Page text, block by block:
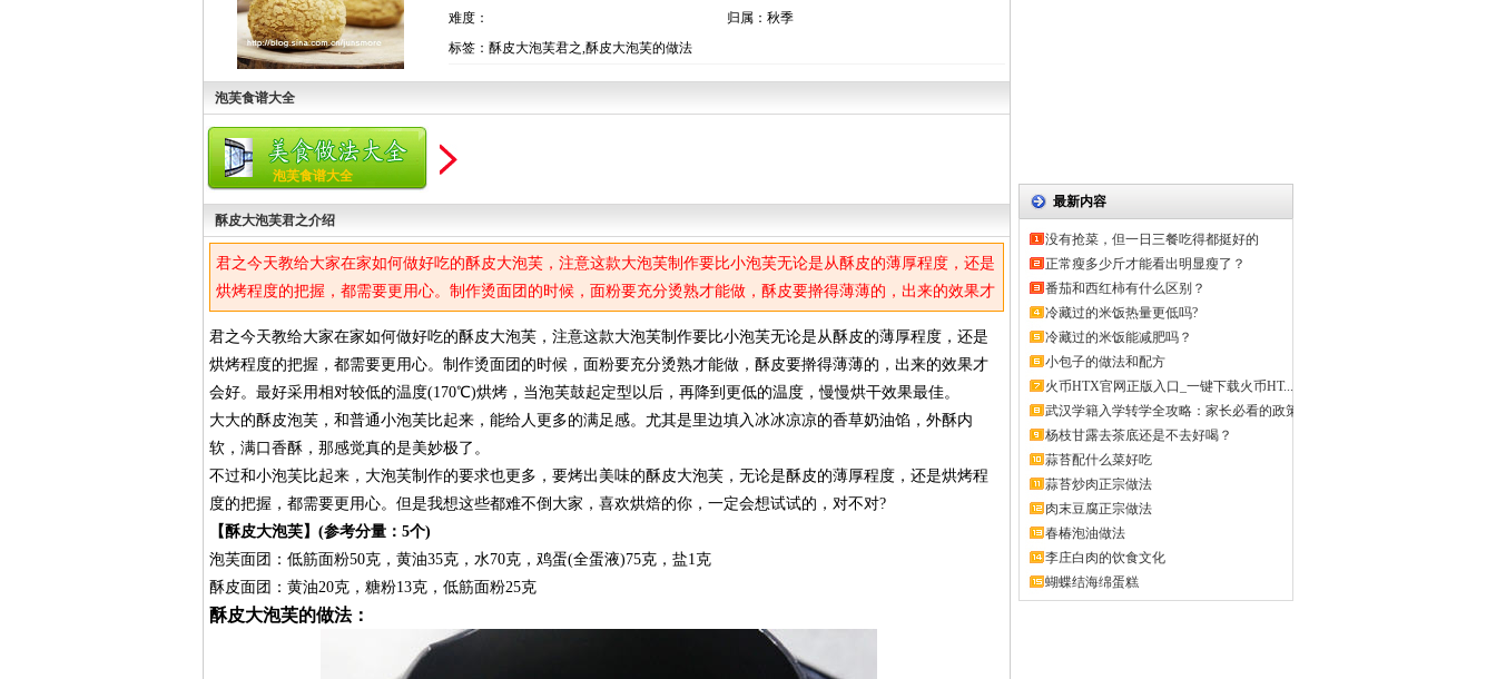
难度：
归属：秋季
标签：酥皮大泡芙君之,酥皮大泡芙的做法
泡芙食谱大全
泡芙食谱大全
酥皮大泡芙君之介绍
君之今天教给大家在家如何做好吃的酥皮大泡芙，注意这款大泡芙制作要比小泡芙无论是从酥皮的薄厚程度，还是
烘烤程度的把握，都需要更用心。制作烫面团的时候，面粉要充分烫熟才能做，酥皮要擀得薄薄的，出来的效果才
君之今天教给大家在家如何做好吃的酥皮大泡芙，注意这款大泡芙制作要比小泡芙无论是从酥皮的薄厚程度，还是
烘烤程度的把握，都需要更用心。制作烫面团的时候，面粉要充分烫熟才能做，酥皮要擀得薄薄的，出来的效果才
会好。最好采用相对较低的温度(170℃)烘烤，当泡芙鼓起定型以后，再降到更低的温度，慢慢烘干效果最佳。
大大的酥皮泡芙，和普通小泡芙比起来，能给人更多的满足感。尤其是里边填入冰冰凉凉的香草奶油馅，外酥内
软，满口香酥，那感觉真的是美妙极了。
不过和小泡芙比起来，大泡芙制作的要求也更多，要烤出美味的酥皮大泡芙，无论是酥皮的薄厚程度，还是烘烤程
度的把握，都需要更用心。但是我想这些都难不倒大家，喜欢烘焙的你，一定会想试试的，对不对?
【酥皮大泡芙】(参考分量：5个)
泡芙面团：低筋面粉50克，黄油35克，水70克，鸡蛋(全蛋液)75克，盐1克
酥皮面团：黄油20克，糖粉13克，低筋面粉25克
酥皮大泡芙的做法：
最新内容
没有抢菜，但一日三餐吃得都挺好的
正常瘦多少斤才能看出明显瘦了？
番茄和西红柿有什么区别？
冷藏过的米饭热量更低吗?
冷藏过的米饭能减肥吗？
小包子的做法和配方
火币HTX官网正版入口_一键下载火币HT...
武汉学籍入学转学全攻略：家长必看的政策
解...
杨枝甘露去茶底还是不去好喝？
蒜苔配什么菜好吃
蒜苔炒肉正宗做法
肉末豆腐正宗做法
春椿泡油做法
李庄白肉的饮食文化
蝴蝶结海绵蛋糕